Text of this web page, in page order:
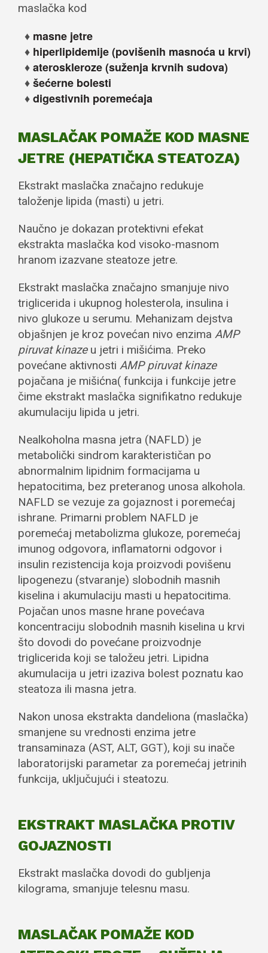
maslačka kod
masne jetre
hiperlipidemije (povišenih masnoća u krvi)
ateroskleroze (suženja krvnih sudova)
šećerne bolesti
digestivnih poremećaja
MASLAČAK POMAŽE KOD MASNE
JETRE (HEPATIČKA STEATOZA)
Ekstrakt maslačka značajno redukuje
taloženje lipida (masti) u jetri.
Naučno je dokazan protektivni efekat
ekstrakta maslačka kod visoko-masnom
hranom izazvane steatoze jetre.
Ekstrakt maslačka značajno smanjuje nivo
triglicerida i ukupnog holesterola, insulina i
nivo glukoze u serumu. Mehanizam dejstva
objašnjen je kroz povećan nivo enzima AMP
piruvat kinazeu jetri i mišićima. Preko
povećane aktivnosti AMP piruvat kinaze
pojačana je mišićna( funkcija i funkcije jetre
čime ekstrakt maslačka signifikatno redukuje
akumulaciju lipida u jetri.
Nealkoholna masna jetra (NAFLD) je
metabolički sindrom karakterističan po
abnormalnim lipidnim formacijama u
hepatocitima, bez preteranog unosa alkohola.
NAFLD se vezuje za gojaznost i poremećaj
ishrane. Primarni problem NAFLD je
poremećaj metabolizma glukoze, poremećaj
imunog odgovora, inflamatorni odgovor i
insulin rezistencija koja proizvodi povišenu
lipogenezu (stvaranje) slobodnih masnih
kiselina i akumulaciju masti u hepatocitima.
Pojačan unos masne hrane povećava
koncentraciju slobodnih masnih kiselina u krvi
što dovodi do povećane proizvodnje
triglicerida koji se taložeu jetri. Lipidna
akumulacija u jetri izaziva bolest poznatu kao
steatoza ili masna jetra.
Nakon unosa ekstrakta dandeliona (maslačka)
smanjene su vrednosti enzima jetre
transaminaza (AST, ALT, GGT), koji su inače
laboratorijski parametar za poremećaj jetrinih
funkcija, uključujući i steatozu.
EKSTRAKT MASLAČKA PROTIV
GOJAZNOSTI
Ekstrakt maslačka dovodi do gubljenja
kilograma, smanjuje telesnu masu.
MASLAČAK POMAŽE KOD